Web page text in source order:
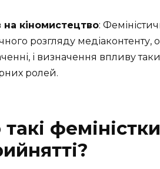
на кіномистецтво:
розгляду медіаконтенту,
і визначення впливу
ролей.
такі